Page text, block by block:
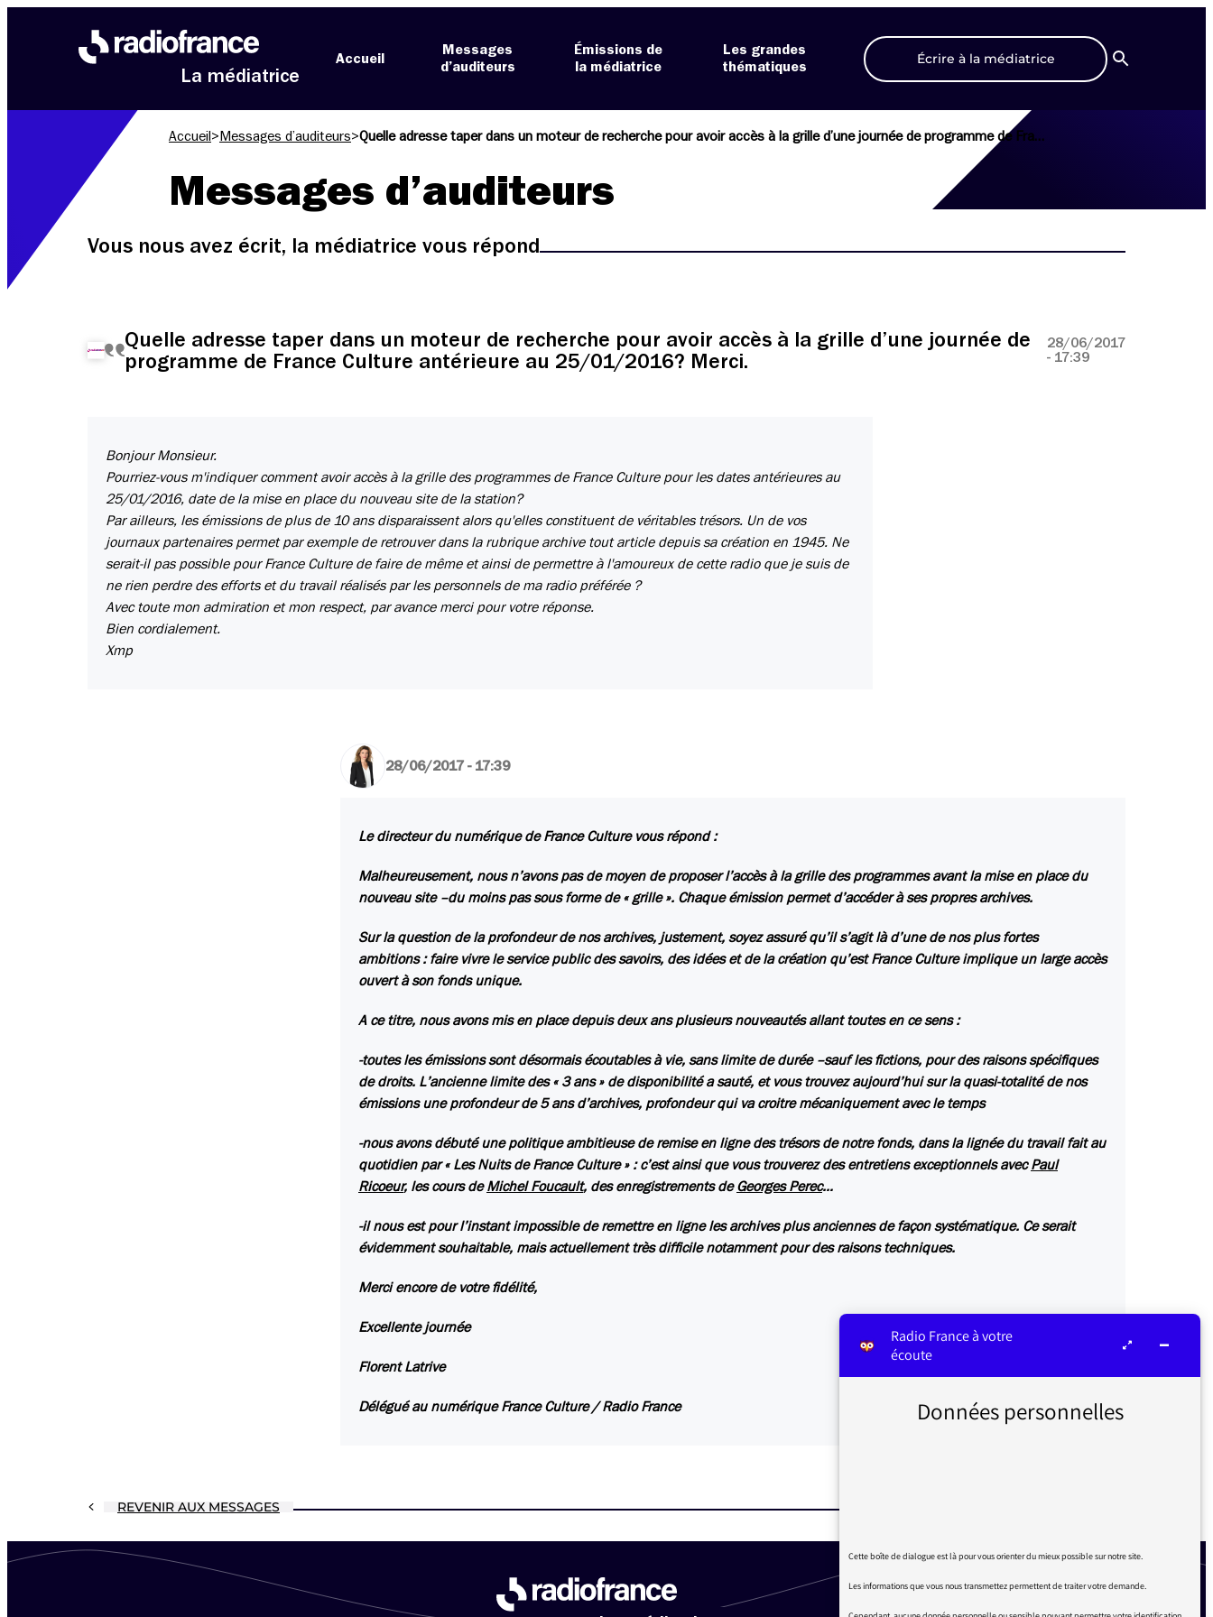
La médiatrice
Accueil
Messages
d’auditeurs
Émissions de
la médiatrice
Les grandes
thématiques
Écrire à la médiatrice
Recherche
Accueil > Messages d’auditeurs> Quelle adresse taper dans un moteur de recherche pour avoir accès à la grille d’une journée de programme de France Culture antérieure au 25/01/2016? Merci.
Messages d’auditeurs
Vous nous avez écrit, la médiatrice vous répond
Quelle adresse taper dans un moteur de recherche pour avoir accès à la grille d’une journée de
programme de France Culture antérieure au 25/01/2016? Merci.
28/06/2017
- 17:39
Bonjour Monsieur.
Pourriez-vous m'indiquer comment avoir accès à la grille des programmes de France Culture pour les dates antérieures au
25/01/2016, date de la mise en place du nouveau site de la station?
Par ailleurs, les émissions de plus de 10 ans disparaissent alors qu'elles constituent de véritables trésors. Un de vos
journaux partenaires permet par exemple de retrouver dans la rubrique archive tout article depuis sa création en 1945. Ne
serait-il pas possible pour France Culture de faire de même et ainsi de permettre à l'amoureux de cette radio que je suis de
ne rien perdre des efforts et du travail réalisés par les personnels de ma radio préférée ?
Avec toute mon admiration et mon respect, par avance merci pour votre réponse.
Bien cordialement.
Xmp
28/06/2017 - 17:39
Le directeur du numérique de France Culture vous répond :
Malheureusement, nous n’avons pas de moyen de proposer l’accès à la grille des programmes avant la mise en place du
nouveau site –du moins pas sous forme de « grille ». Chaque émission permet d’accéder à ses propres archives.
Sur la question de la profondeur de nos archives, justement, soyez assuré qu’il s’agit là d’une de nos plus fortes
ambitions : faire vivre le service public des savoirs, des idées et de la création qu’est France Culture implique un large accès
ouvert à son fonds unique.
A ce titre, nous avons mis en place depuis deux ans plusieurs nouveautés allant toutes en ce sens :
-toutes les émissions sont désormais écoutables à vie, sans limite de durée –sauf les fictions, pour des raisons spécifiques
de droits. L’ancienne limite des « 3 ans » de disponibilité a sauté, et vous trouvez aujourd’hui sur la quasi-totalité de nos
émissions une profondeur de 5 ans d’archives, profondeur qui va croitre mécaniquement avec le temps
-nous avons débuté une politique ambitieuse de remise en ligne des trésors de notre fonds, dans la lignée du travail fait au
quotidien par « Les Nuits de France Culture » : c’est ainsi que vous trouverez des entretiens exceptionnels avecPaul
Ricoeur, les cours deMichel Foucault, des enregistrements deGeorges Perec…
-il nous est pour l’instant impossible de remettre en ligne les archives plus anciennes de façon systématique. Ce serait
évidemment souhaitable, mais actuellement très difficile notamment pour des raisons techniques.
Merci encore de votre fidélité,
Excellente journée
Florent Latrive
Délégué au numérique France Culture / Radio France
REVENIR AUX MESSAGES
Radio France à votre
écoute
Données personnelles
Cette boîte de dialogue est là pour vous orienter du mieux possible sur notre site.
Les informations que vous nous transmettez permettent de traiter votre demande.